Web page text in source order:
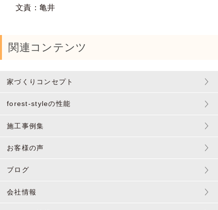
文責：亀井
関連コンテンツ
家づくりコンセプト
forest-styleの性能
施工事例集
お客様の声
ブログ
会社情報